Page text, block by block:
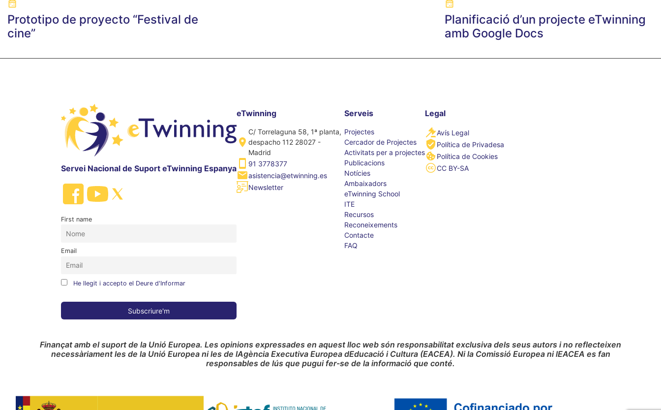
Prototipo de proyecto “Festival de
cine”
Planificació d’un projecte eTwinning
amb Google Docs
Servei Nacional de Suport eTwinning Espanya
First name
Email
He llegit i accepto el Deure d'Informar
eTwinning
C/ Torrelaguna 58, 1ª planta,
despacho 112 28027 -
Madrid
91 3778377
asistencia@etwinning.es
Newsletter
Serveis
Projectes
Cercador de Projectes
Activitats per a projectes
Publicacions
Notícies
Ambaixadors
eTwinning School
ITE
Recursos
Reconeixements
Contacte
FAQ
Legal
Avís Legal
Política de Privadesa
Política de Cookies
CC BY-SA
Finançat amb el suport de la Unió Europea. Les opinions expressades en aquest lloc web són responsabilitat exclusiva dels seus autors i no reflecteixen
necessàriament les de la Unió Europea ni les de lAgència Executiva Europea dEducació i Cultura (EACEA). Ni la Comissió Europea ni lEACEA es fan
responsables de lús que pugui fer-se de la informació que conté.